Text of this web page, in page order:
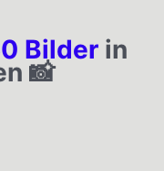
Bilderin
📸